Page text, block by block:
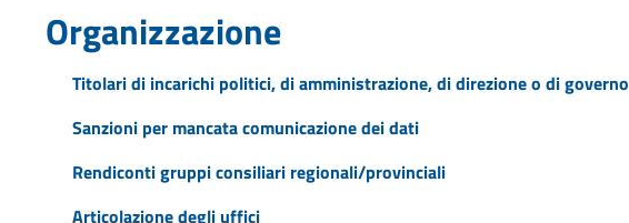
Organizzazione
Titolari di incarichi politici, di amministrazione, di direzione o di governo
Sanzioni per mancata comunicazione dei dati
Rendiconti gruppi consiliari regionali/provinciali
Articolazione degli uffici